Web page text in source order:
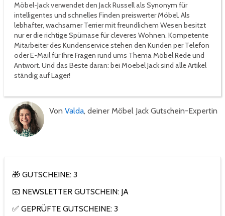
Möbel-Jack verwendet den Jack Russell als Synonym für
intelligentes und schnelles Finden preiswerter Möbel. Als
lebhafter, wachsamer Terrier mit freundlichem Wesen besitzt
nur er die richtige Spürnase für cleveres Wohnen. Kompetente
Mitarbeiter des Kundenservice stehen den Kunden per Telefon
oder E-Mail für Ihre Fragen rund ums Thema Möbel Rede und
Antwort. Und das Beste daran: bei Moebel Jack sind alle Artikel
ständig auf Lager!
Von Valda, deiner Möbel Jack Gutschein-Expertin
🎁 GUTSCHEINE: 3
📧 NEWSLETTER GUTSCHEIN: JA
✅ GEPRÜFTE GUTSCHEINE: 3